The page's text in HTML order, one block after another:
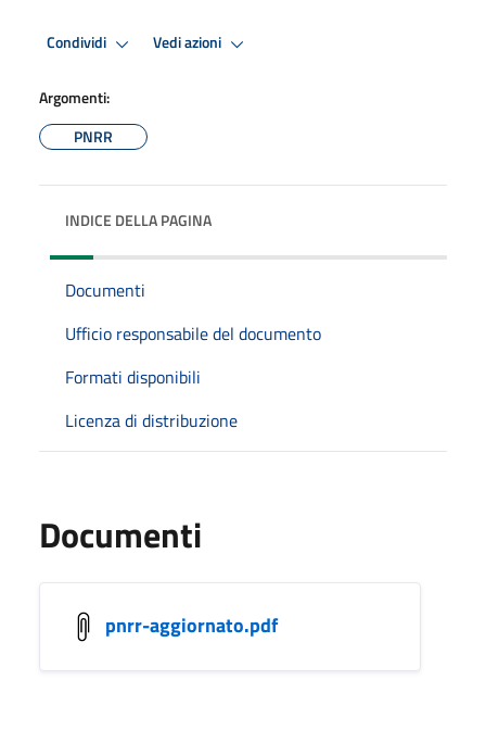
Condividi Vedi azioni
Argomenti:
PNRR
INDICE DELLA PAGINA
Documenti
Ufficio responsabile del documento
Formati disponibili
Licenza di distribuzione
Documenti
pnrr-aggiornato.pdf